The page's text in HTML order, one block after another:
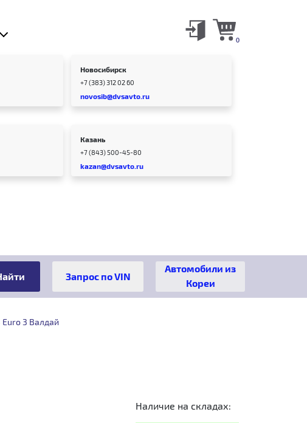
0
Новосибирск
+7 (383) 312 02 60
novosib@dvsavto.ru
Казань
+7 (843) 500-45-80
kazan@dvsavto.ru
Автомобили из
Кореи
Euro 3 Валдай
Наличие на складах: